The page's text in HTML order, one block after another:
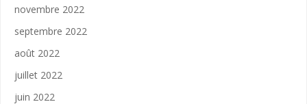
novembre 2022
septembre 2022
août 2022
juillet 2022
juin 2022